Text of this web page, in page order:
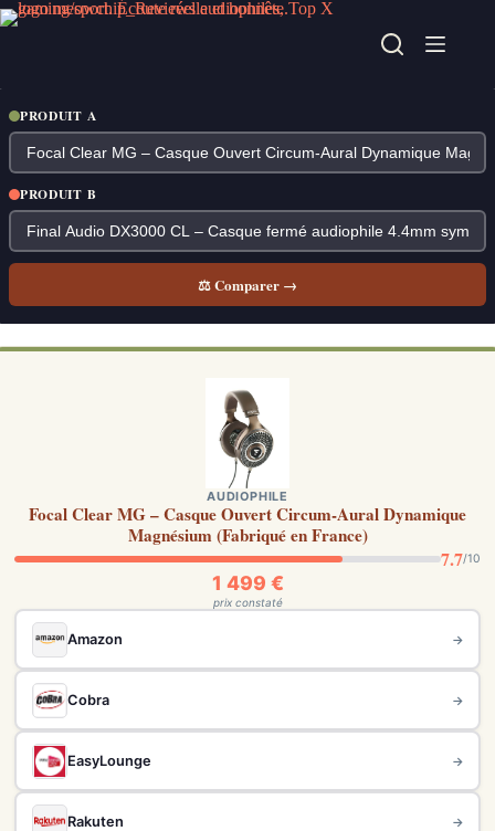
Passer
au
PRODUIT A
PRODUIT B
⚖ Comparer →
AUDIOPHILE
Focal Clear MG – Casque Ouvert Circum-Aural Dynamique
Magnésium (Fabriqué en France)
7.7/10
1 499 €
prix constaté
Amazon →
Cobra →
EasyLounge →
Rakuten →